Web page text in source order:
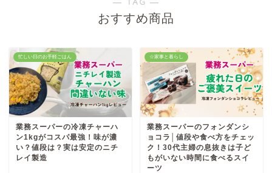
おすすめ商品
忙しい日のお手軽ごはん
業務スーパーの冷凍チャーハ
ン1kgがコスパ最強！味が濃
い？値段は？実は安定のニチ
レイ製造
☆家事と暮らし
業務スーパーのフォンダンシ
ョコラ│値段や食べ方をチェッ
ク！30代主婦の息抜きは子ど
もがいない時間に食べるスイ
ーツ